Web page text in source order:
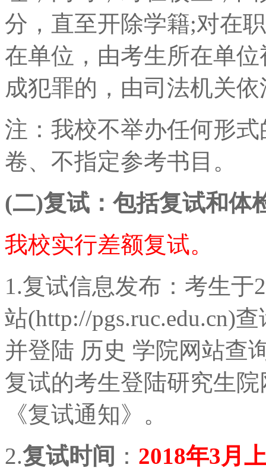
分，直至开除学籍;对在
在单位，由考生所在单
成犯罪的，由司法机关
注：我校不举办任何形
卷、不指定参考书目。
(二)复试：包括复试和体
我校实行差额复试。
1.复试信息发布：考生于
站(http://pgs.ruc.edu.cn)
并登陆 历史 学院网站查
复试的考生登陆研究生
《复试通知》。
2.复试时间 ： 2018年3月